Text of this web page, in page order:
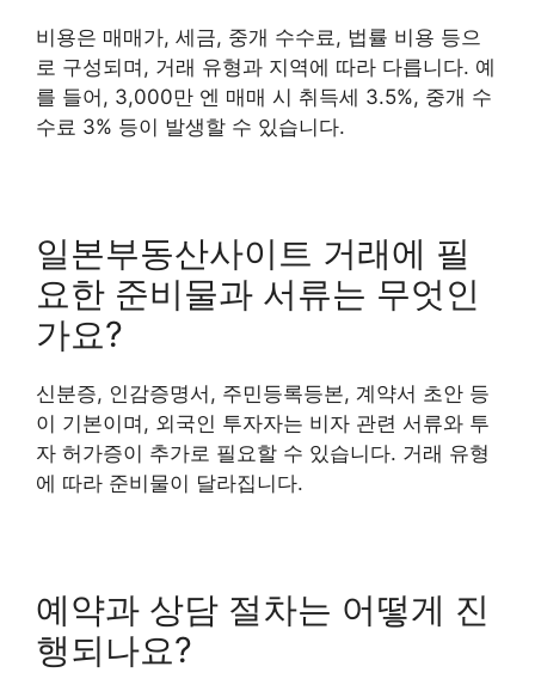
비용은 매매가, 세금, 중개 수수료, 법률 비용 등으
로 구성되며, 거래 유형과 지역에 따라 다릅니다. 예
를 들어, 3,000만 엔 매매 시 취득세 3.5%, 중개 수
수료 3% 등이 발생할 수 있습니다.
일본부동산사이트 거래에 필
요한 준비물과 서류는 무엇인
가요?
신분증, 인감증명서, 주민등록등본, 계약서 초안 등
이 기본이며, 외국인 투자자는 비자 관련 서류와 투
자 허가증이 추가로 필요할 수 있습니다. 거래 유형
에 따라 준비물이 달라집니다.
예약과 상담 절차는 어떻게 진
행되나요?